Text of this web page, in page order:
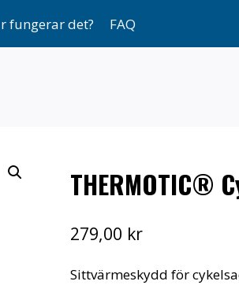
fungerar det? FAQ
THERMOTIC®
279,00 kr
Sittvärmeskydd för